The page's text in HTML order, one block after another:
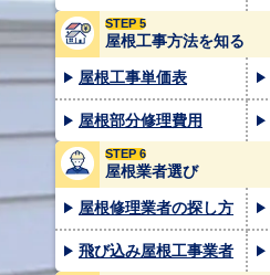
STEP 5
屋根工事方法を知る
屋根工事単価表
屋根部分修理費用
STEP 6
屋根業者選び
屋根修理業者の探し方
飛び込み屋根工事業者